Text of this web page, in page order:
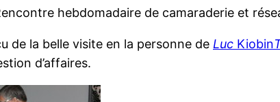
hebdomadaire de camaraderie et
de la belle visite en la personne de Luc Kiobin
d’affaires.